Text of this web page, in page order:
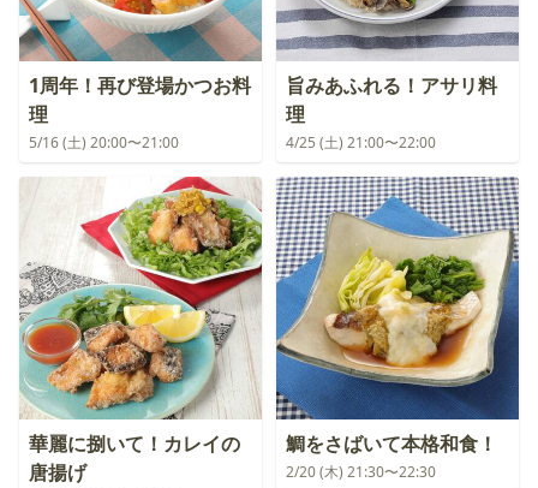
1周年！再び登場かつお料
理
5/16 (土) 20:00〜21:00
旨みあふれる！アサリ料
理
4/25 (土) 21:00〜22:00
華麗に捌いて！カレイの
唐揚げ
鯛をさばいて本格和食！
2/20 (木) 21:30〜22:30